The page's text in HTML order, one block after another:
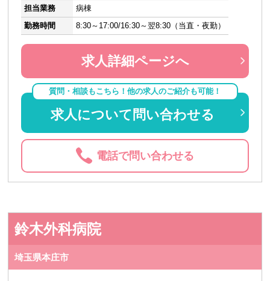
担当業務
病棟
勤務時間
8:30～17:00/16:30～翌8:30（当直・夜勤）
求人詳細ページへ
質問・相談もこちら！他の求人のご紹介も可能！
求人について問い合わせる
電話で問い合わせる
鈴木外科病院
埼玉県本庄市